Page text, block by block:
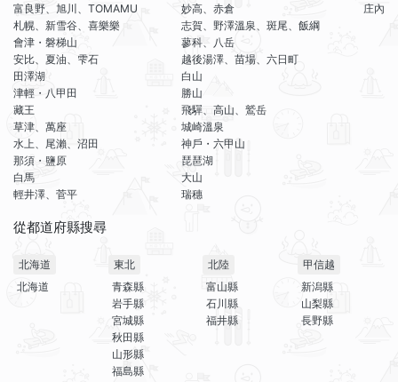
富良野、旭川、TOMAMU
札幌、新雪谷、喜樂樂
會津・磐梯山
安比、夏油、雫石
田澤湖
津輕・八甲田
藏王
草津、萬座
水上、尾瀨、沼田
那須・鹽原
白馬
輕井澤、菅平
妙高、赤倉
志賀、野澤溫泉、斑尾、飯綱
蓼科、八岳
越後湯澤、苗場、六日町
白山
勝山
飛驒、高山、鷲岳
城崎溫泉
神戶・六甲山
琵琶湖
大山
瑞穗
庄內
從都道府縣搜尋
北海道
北海道
東北
青森縣
岩手縣
宮城縣
秋田縣
山形縣
福島縣
北陸
富山縣
石川縣
福井縣
甲信越
新潟縣
山梨縣
長野縣